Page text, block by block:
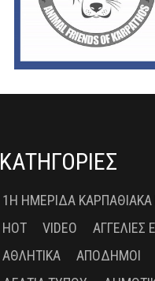
ΚΑΤΗΓΟΡΙΕΣ
1Η ΗΜΕΡΊΔΑ
HOT
VIDEO
ΑΓΓΕΛΊΕΣ
ΑΘΛΗΤΙΚΆ
ΑΠΌΔΗΜΟΙ